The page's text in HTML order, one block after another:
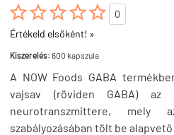

0
Értékeld elsőként! »
Kiszerelés: 600 kapszula
A NOW Foods GABA
vajsav (röviden GABA) az
neurotranszmittere,
szabályozásában tölt be